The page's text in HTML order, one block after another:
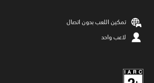
تمكين اللعب بدون اتصال
لاعب واحد